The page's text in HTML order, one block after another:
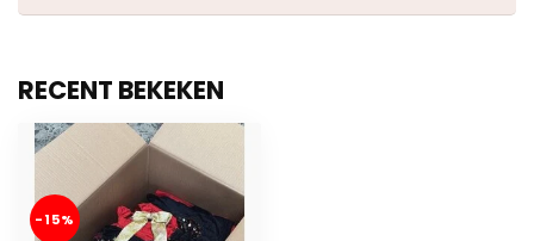
RECENT BEKEKEN
-15%